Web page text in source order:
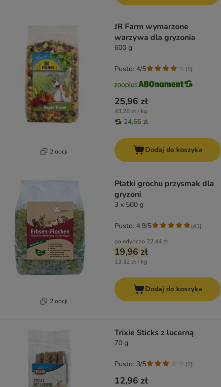
2 opcji
JR Farm wymarzone
warzywa dla gryzonia
600 g
25,96 zł
43,28 zł / kg
24,66 zł
Pusto: 4/5 (5)
Dodaj do koszyka
2 opcji
Płatki grochu przysmak dla
gryzoni
3 x 500 g
pojedynczo 22,44 zł
19,96 zł
13,32 zł / kg
Pusto: 4.9/5 (41)
Dodaj do koszyka
Trixie Sticks z lucerną
70 g
12,96 zł
Pusto: 3/5 (2)